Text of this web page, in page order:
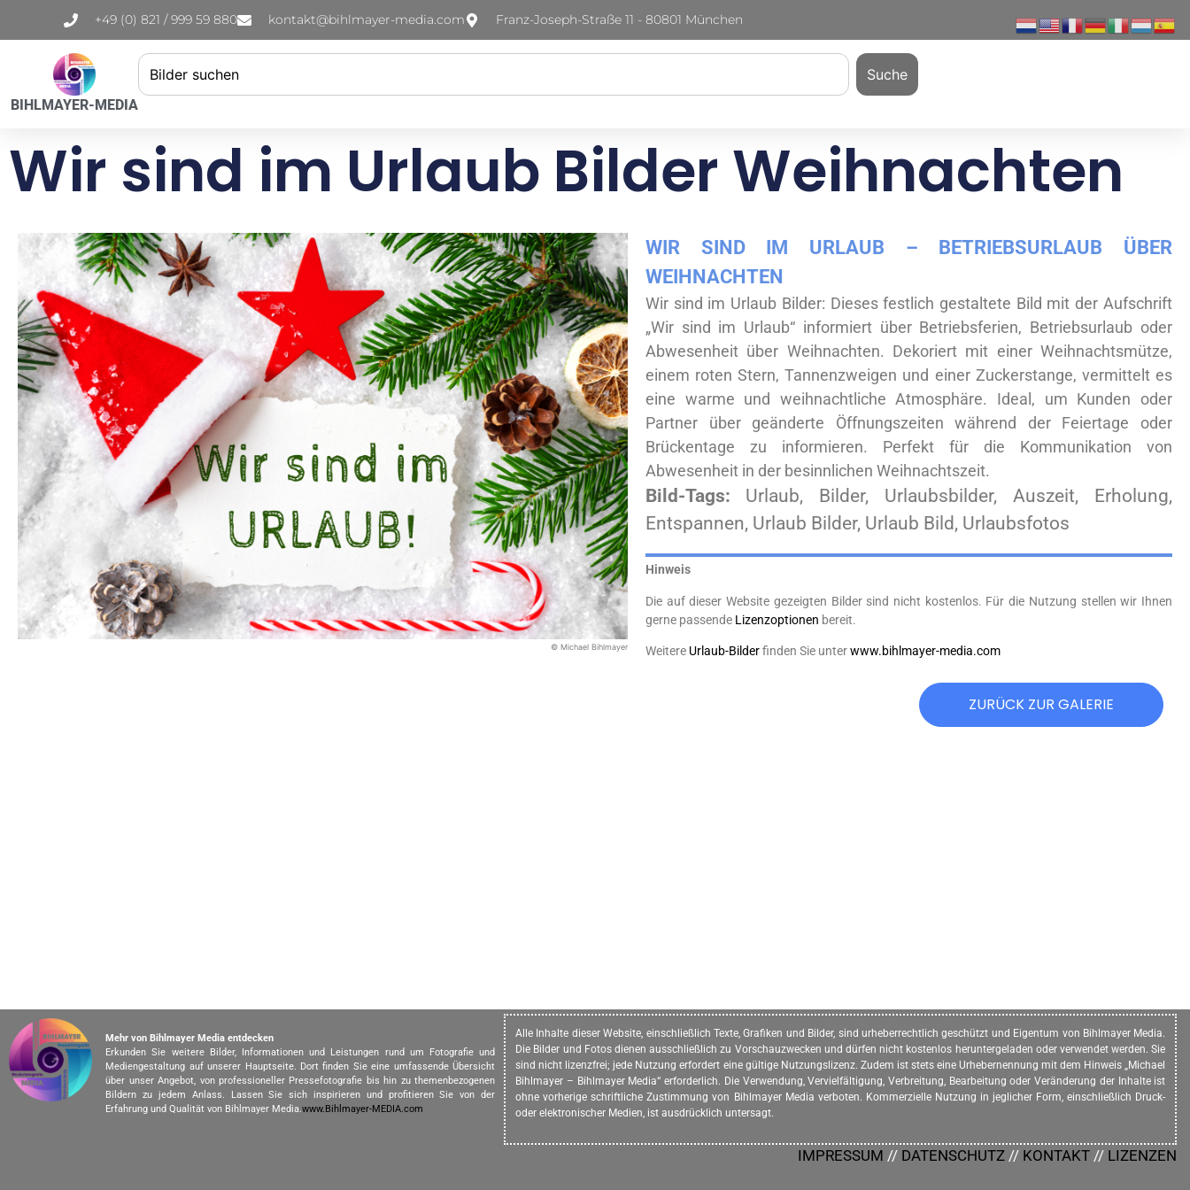
+49 (0) 821 / 999 59 880 kontakt@bihlmayer-media.com Franz-Joseph-Straße 11 - 80801 München
BIHLMAYER-MEDIA
Suche
Wir sind im Urlaub Bilder Weihnachten
© Michael Bihlmayer
WIR SIND IM URLAUB – BETRIEBSURLAUB ÜBER
WEIHNACHTEN
Wir sind im Urlaub Bilder: Dieses festlich gestaltete Bild mit der Aufschrift
„Wir sind im Urlaub“ informiert über Betriebsferien, Betriebsurlaub oder
Abwesenheit über Weihnachten. Dekoriert mit einer Weihnachtsmütze,
einem roten Stern, Tannenzweigen und einer Zuckerstange, vermittelt es
eine warme und weihnachtliche Atmosphäre. Ideal, um Kunden oder
Partner über geänderte Öffnungszeiten während der Feiertage oder
Brückentage zu informieren. Perfekt für die Kommunikation von
Abwesenheit in der besinnlichen Weihnachtszeit.
Bild-Tags: Urlaub, Bilder, Urlaubsbilder, Auszeit, Erholung,
Entspannen, Urlaub Bilder, Urlaub Bild, Urlaubsfotos
Hinweis
Die auf dieser Website gezeigten Bilder sind nicht kostenlos. Für die Nutzung stellen wir Ihnen
gerne passende Lizenzoptionen bereit.
Weitere Urlaub-Bilderfinden Sie unterwww.bihlmayer-media.com
ZURÜCK ZUR GALERIE
Mehr von Bihlmayer Media entdecken
Erkunden Sie weitere Bilder, Informationen und Leistungen rund um Fotografie und
Mediengestaltung auf unserer Hauptseite. Dort finden Sie eine umfassende Übersicht
über unser Angebot, von professioneller Pressefotografie bis hin zu themenbezogenen
Bildern zu jedem Anlass. Lassen Sie sich inspirieren und profitieren Sie von der
Erfahrung und Qualität von Bihlmayer Media.www.Bihlmayer-MEDIA.com
Alle Inhalte dieser Website, einschließlich Texte, Grafiken und Bilder, sind urheberrechtlich geschützt und Eigentum von Bihlmayer Media.
Die Bilder und Fotos dienen ausschließlich zu Vorschauzwecken und dürfen nicht kostenlos heruntergeladen oder verwendet werden. Sie
sind nicht lizenzfrei; jede Nutzung erfordert eine gültige Nutzungslizenz. Zudem ist stets eine Urhebernennung mit dem Hinweis „Michael
Bihlmayer – Bihlmayer Media“ erforderlich. Die Verwendung, Vervielfältigung, Verbreitung, Bearbeitung oder Veränderung der Inhalte ist
ohne vorherige schriftliche Zustimmung von Bihlmayer Media verboten. Kommerzielle Nutzung in jeglicher Form, einschließlich Druck-
oder elektronischer Medien, ist ausdrücklich untersagt.
IMPRESSUM // DATENSCHUTZ // KONTAKT // LIZENZEN